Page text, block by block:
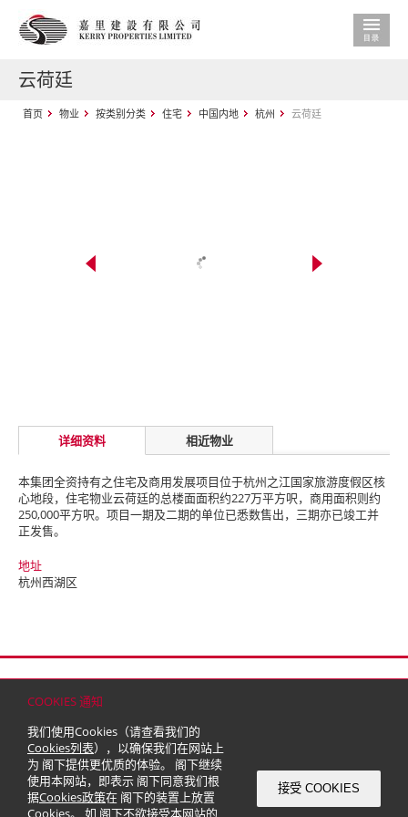
COOKIES 通知
我们使用Cookies（请查看我们的
Cookies列表），以确保我们在网站上
为 阁下提供更优质的体验。 阁下继续
使用本网站，即表示 阁下同意我们根
据Cookies政策在 阁下的装置上放置
Cookies。 如 阁下不欲接受本网站的
接受 COOKIES
云荷廷
首页 物业 按类别分类 住宅 中国内地 杭州 云荷廷
详细资料 相近物业
本集团全资持有之住宅及商用发展项目位于杭州之江国家旅游度假区核
心地段，住宅物业云荷廷的总楼面面积约227万平方呎，商用面积则约
250,000平方呎。项目一期及二期的单位已悉数售出，三期亦已竣工并
正发售。
地址
杭州西湖区
© 2026 嘉里建设有限公司 (于百慕达注册成立之有限公司)